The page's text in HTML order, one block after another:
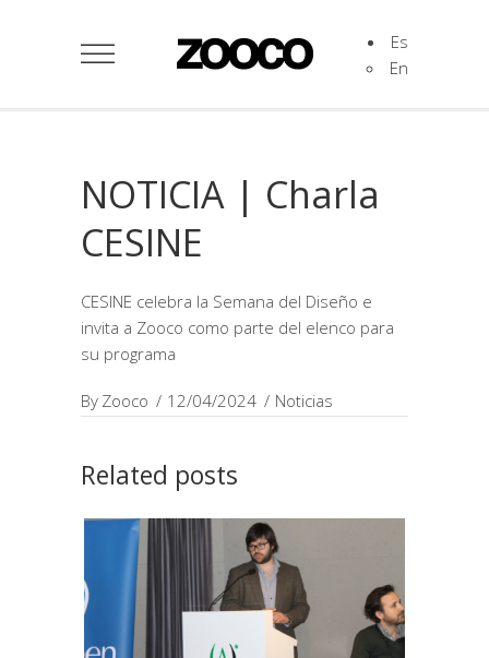
Es
En
NOTICIA | Charla
CESINE
CESINE celebra la Semana del Diseño e
invita a Zooco como parte del elenco para
su programa
By Zooco 12/04/2024 Noticias
Related posts